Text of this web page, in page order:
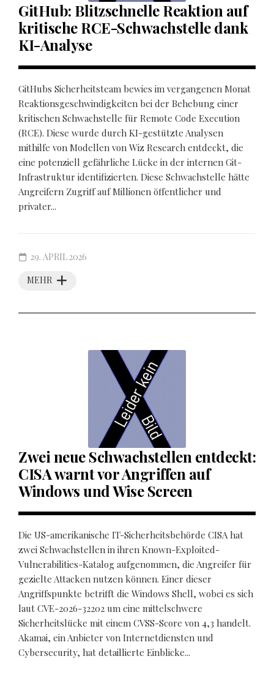
GitHub: Blitzschnelle Reaktion auf
kritische RCE-Schwachstelle dank
KI-Analyse
GitHubs Sicherheitsteam bewies im vergangenen Monat
Reaktionsgeschwindigkeiten bei der Behebung einer
kritischen Schwachstelle für Remote Code Execution
(RCE). Diese wurde durch KI-gestützte Analysen
mithilfe von Modellen von Wiz Research entdeckt, die
eine potenziell gefährliche Lücke in der internen Git-
Infrastruktur identifizierten. Diese Schwachstelle hätte
Angreifern Zugriff auf Millionen öffentlicher und
privater...
MEHR
29. APRIL 2026
Zwei neue Schwachstellen entdeckt:
CISA warnt vor Angriffen auf
Windows und Wise Screen
Die US-amerikanische IT-Sicherheitsbehörde CISA hat
zwei Schwachstellen in ihren Known-Exploited-
Vulnerabilities-Katalog aufgenommen, die Angreifer für
gezielte Attacken nutzen können. Einer dieser
Angriffspunkte betrifft die Windows Shell, wobei es sich
laut CVE-2026-32202 um eine mittelschwere
Sicherheitslücke mit einem CVSS-Score von 4,3 handelt.
Akamai, ein Anbieter von Internetdiensten und
Cybersecurity, hat detaillierte Einblicke...